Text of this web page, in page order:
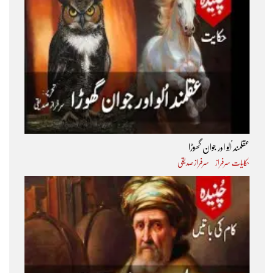
عقلمند اُلّو اور جوان گھوڑا
حکایات سرفراز سرفراز صدیقی